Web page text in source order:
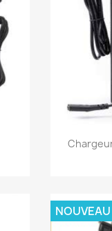

NOUVEAU